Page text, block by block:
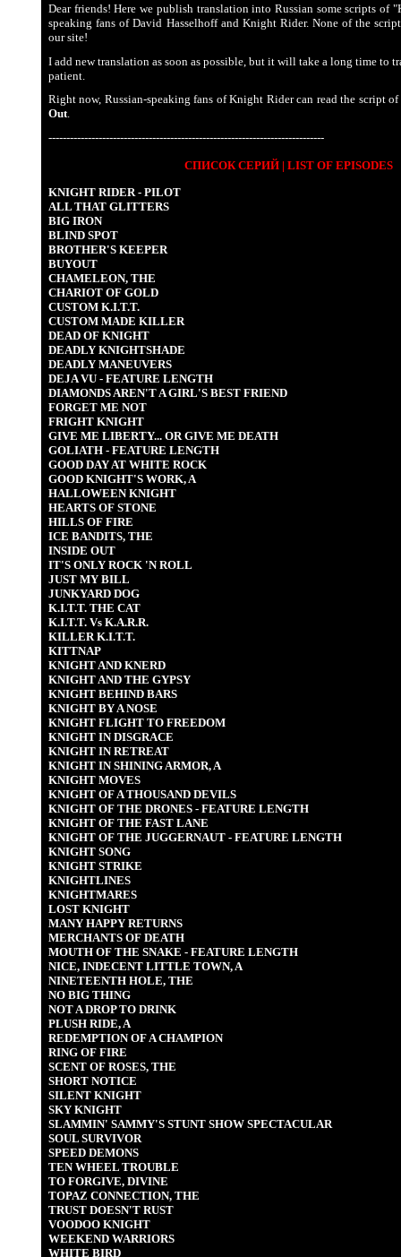
Dear friends! Here we publish translation into Russian some scripts of
speaking fans of David Hasselhoff and Knight Rider. None of the
our site!
I add new translation as soon as possible, but it will take a long time to
patient.
Right now, Russian-speaking fans of Knight Rider can read the script
Out.
-----------------------------------------------------------------------------
СПИСОК СЕРИЙ | LIST OF EPISODES
KNIGHT RIDER - PILOT
ALL THAT GLITTERS
BIG IRON
BLIND SPOT
BROTHER'S KEEPER
BUYOUT
CHAMELEON, THE
CHARIOT OF GOLD
CUSTOM K.I.T.T.
CUSTOM MADE KILLER
DEAD OF KNIGHT
DEADLY KNIGHTSHADE
DEADLY MANEUVERS
DEJA VU - FEATURE LENGTH
DIAMONDS AREN'T A GIRL'S BEST FRIEND
FORGET ME NOT
FRIGHT KNIGHT
GIVE ME LIBERTY... OR GIVE ME DEATH
GOLIATH - FEATURE LENGTH
GOOD DAY AT WHITE ROCK
GOOD KNIGHT'S WORK, A
HALLOWEEN KNIGHT
HEARTS OF STONE
HILLS OF FIRE
ICE BANDITS, THE
INSIDE OUT
IT'S ONLY ROCK 'N ROLL
JUST MY BILL
JUNKYARD DOG
K.I.T.T. THE CAT
K.I.T.T. Vs K.A.R.R.
KILLER K.I.T.T.
KITTNAP
KNIGHT AND KNERD
KNIGHT AND THE GYPSY
KNIGHT BEHIND BARS
KNIGHT BY A NOSE
KNIGHT FLIGHT TO FREEDOM
KNIGHT IN DISGRACE
KNIGHT IN RETREAT
KNIGHT IN SHINING ARMOR, A
KNIGHT MOVES
KNIGHT OF A THOUSAND DEVILS
KNIGHT OF THE DRONES - FEATURE LENGTH
KNIGHT OF THE FAST LANE
KNIGHT OF THE JUGGERNAUT - FEATURE LENGTH
KNIGHT SONG
KNIGHT STRIKE
KNIGHTLINES
KNIGHTMARES
LOST KNIGHT
MANY HAPPY RETURNS
MERCHANTS OF DEATH
MOUTH OF THE SNAKE - FEATURE LENGTH
NICE, INDECENT LITTLE TOWN, A
NINETEENTH HOLE, THE
NO BIG THING
NOT A DROP TO DRINK
PLUSH RIDE, A
REDEMPTION OF A CHAMPION
RING OF FIRE
SCENT OF ROSES, THE
SHORT NOTICE
SILENT KNIGHT
SKY KNIGHT
SLAMMIN' SAMMY'S STUNT SHOW SPECTACULAR
SOUL SURVIVOR
SPEED DEMONS
TEN WHEEL TROUBLE
TO FORGIVE, DIVINE
TOPAZ CONNECTION, THE
TRUST DOESN'T RUST
VOODOO KNIGHT
WEEKEND WARRIORS
WHITE BIRD